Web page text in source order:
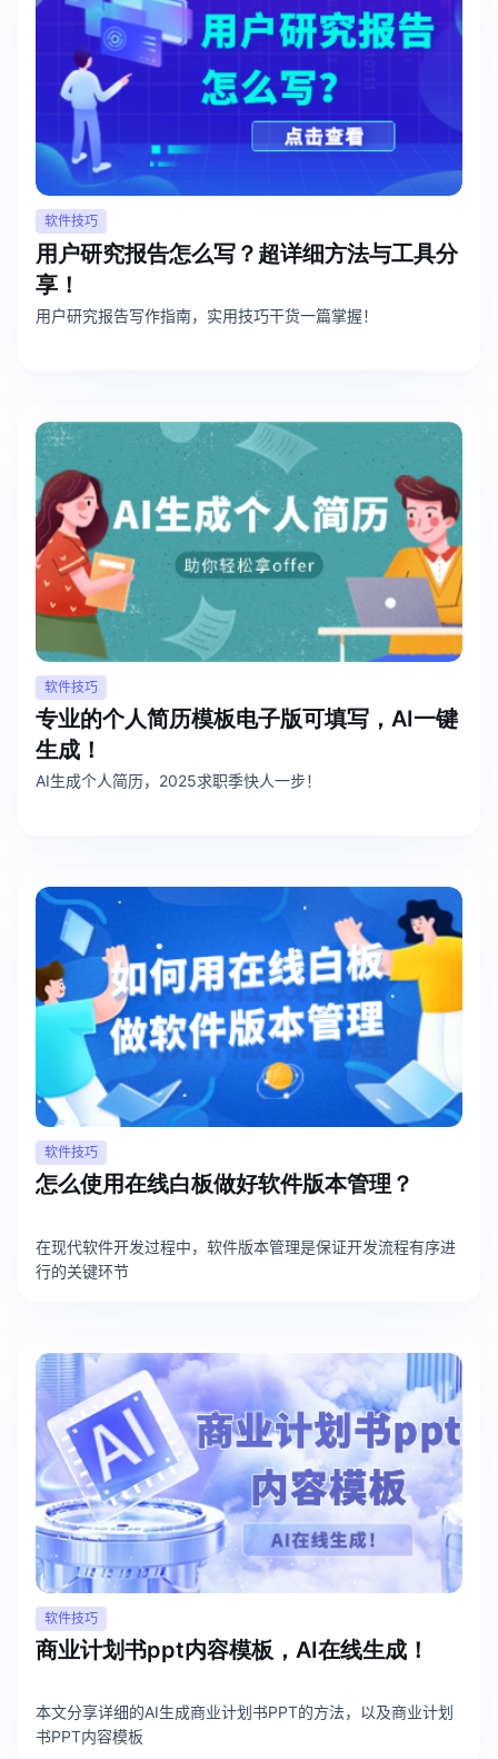
软件技巧
用户研究报告怎么写？超详细方法与工具分
享！
用户研究报告写作指南，实用技巧干货一篇掌握！
软件技巧
专业的个人简历模板电子版可填写，AI一键
生成！
AI生成个人简历，2025求职季快人一步！
软件技巧
怎么使用在线白板做好软件版本管理？
在现代软件开发过程中，软件版本管理是保证开发流程有序进
行的关键环节
软件技巧
商业计划书ppt内容模板，AI在线生成！
本文分享详细的AI生成商业计划书PPT的方法，以及商业计划
书PPT内容模板